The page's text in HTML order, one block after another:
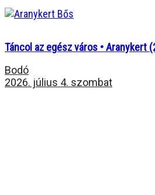
Táncol az egész város • Aranykert
Bodó
2026. július 4. szombat